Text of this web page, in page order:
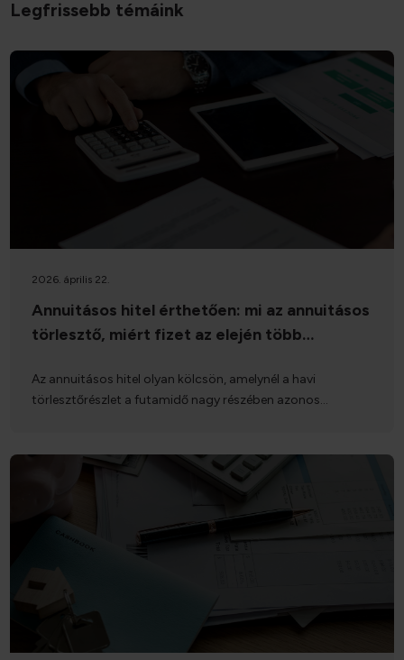
Legfrissebb témáink
2026. április 22.
Annuitásos hitel érthetően: mi az annuitásos
törlesztő, miért fizet az elején több
Az annuitásos hitel olyan kölcsön, amelynél a havi
törlesztőrészlet a futamidő nagy részében azonos
rendszeres törlesztőrészlet, amely egyszerre tartalmazza a
kamatot és a tőketörlesztést. Bár az összeg ugyanaz, az
miatt ez a legelterjedtebb törlesztési típus
Magyarországon. Ilyen konstrukcióval találkozhat például:
előnye, hogy kiszámítható: könnyű tervezni vele, a havi
kiadás nem ugrál. A hátránya (és egyben a leggyakoribb